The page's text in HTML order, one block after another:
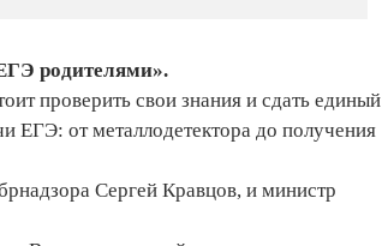
родителями».
проверить свои знания и сдать единый
ЕГЭ: от металлодетектора до получения
Сергей Кравцов, и министр